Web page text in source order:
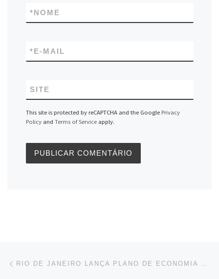
NOME
*
E-MAIL
*
SITE
This site is protected by reCAPTCHA and the Google Privacy
Policyand Terms of Serviceapply.
Navegação do post RIO DE JANEIRO LANÇA PLANO DE ECONOMIA SOLIDÁRIA